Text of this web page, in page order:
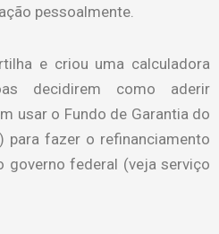
pessoalmente.
e criou uma calculadora
decidirem como aderir
usar o Fundo de Garantia do
para fazer o refinanciamento
governo federal (veja serviço